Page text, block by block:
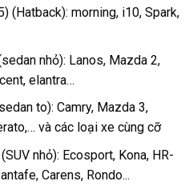
(Hatback): morning, i10, Spark,
nhỏ): Lanos, Mazda 2,
elantra…
to): Camry, Mazda 3,
và các loại xe cùng cỡ
nhỏ): Ecosport, Kona, HR-
Carens, Rondo...